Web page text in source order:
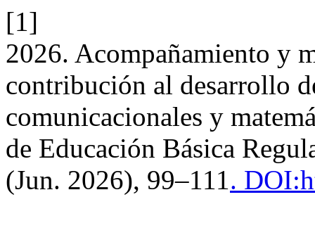
[1]
2026. Acompañamiento y
contribución al desarrollo
comunicacionales y
de Educación Básica
(Jun. 2026), 99–111.